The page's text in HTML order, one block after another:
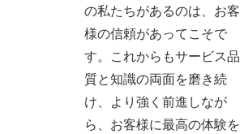
の私たちがあるのは、お客
様の信頼があってこそで
す。これからもサービス品
質と知識の両面を磨き続
け、より強く前進しなが
ら、お客様に最高の体験を